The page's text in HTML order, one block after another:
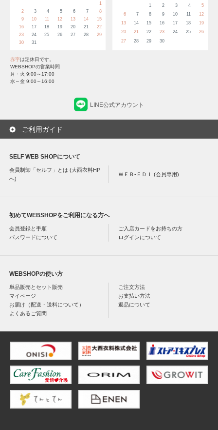
1
2
3 4 5 6 7
8
9
10 11 12 13 14
15
16
17 18 19 20 21
22
23
24 25 26 27 28
29
30
31
1
2 3 4
5
6
7 8 9 10 11
12
13
14 15 16 17 18
19
20
21 22 23 24 25
26
27
28 29 30
赤字は定休日です。
WEBSHOPの営業時間
月・火 9:00～17:00
水～金 9:00～16:00
LINE公式アカウント
ご利用ガイド
SELF WEB SHOPについて
会員制卸「セルフ」とは (大西衣料HP
へ)
ＷＥＢ-ＥＤＩ (会員専用)
初めてWEBSHOPをご利用になる方へ
会員登録と手順
ご入店カードをお持ちの方
パスワードについて
ログインについて
WEBSHOPの使い方
単品販売とセット販売
ご注文方法
マイページ
お支払い方法
お届け（配送・送料について）
返品について
よくあるご質問